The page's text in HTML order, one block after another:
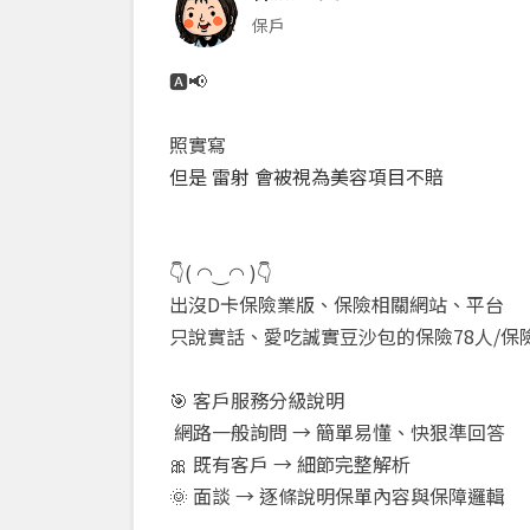
保戶
🅰️📢
照實寫
但是 雷射 會被視為美容項目不賠
👇( ◠‿◠ )👇
出沒D卡保險業版、保險相關網站、平台
只說實話、愛吃誠實豆沙包的保險78人/保
🎯 客戶服務分級說明
網路一般詢問 → 簡單易懂、快狠準回答
🎀 既有客戶 → 細節完整解析
🌞 面談 → 逐條說明保單內容與保障邏輯